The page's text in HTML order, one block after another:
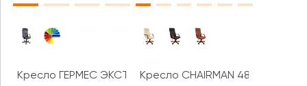
Кресло ГЕРМЕС ЭКСТРАКресло CHAIRMAN 480Д